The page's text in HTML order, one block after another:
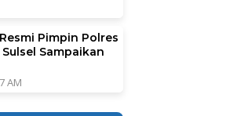
Pimpin Polres
Sampaikan
AM